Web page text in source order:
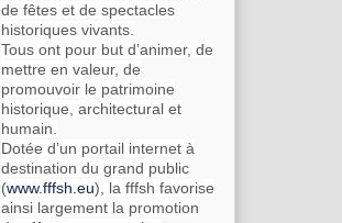
de fêtes et de spectacles
historiques vivants.
Tous ont pour but d’animer, de
mettre en valeur, de
promouvoir le patrimoine
historique, architectural et
humain.
Dotée d’un portail internet à
destination du grand public
(www.fffsh.eu), la fffsh favorise
ainsi largement la promotion